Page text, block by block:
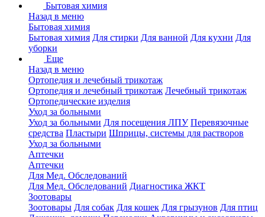
Бытовая химия
Назад в меню
Бытовая химия
Бытовая химия Для стирки Для ванной Для кухни Для
уборки
Еще
Назад в меню
Ортопедия и лечебный трикотаж
Ортопедия и лечебный трикотаж Лечебный трикотаж
Ортопедические изделия
Уход за больными
Уход за больными Для посещения ЛПУ Перевязочные
средства Пластыри Шприцы, системы для растворов
Уход за больными
Аптечки
Аптечки
Для Мед. Обследований
Для Мед. Обследований Диагностика ЖКТ
Зоотовары
Зоотовары Для собак Для кошек Для грызунов Для птиц